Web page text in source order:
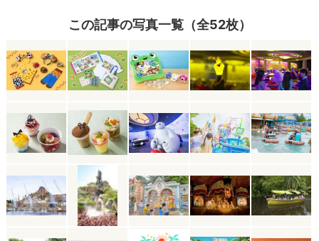
この記事の写真一覧（全52枚）